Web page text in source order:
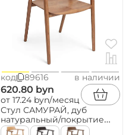
код 89616 в наличии
620.80 byn
от 17.24 byn/месяц
Стул САМУРАЙ, дуб
натуральный/покрытие
коньяк